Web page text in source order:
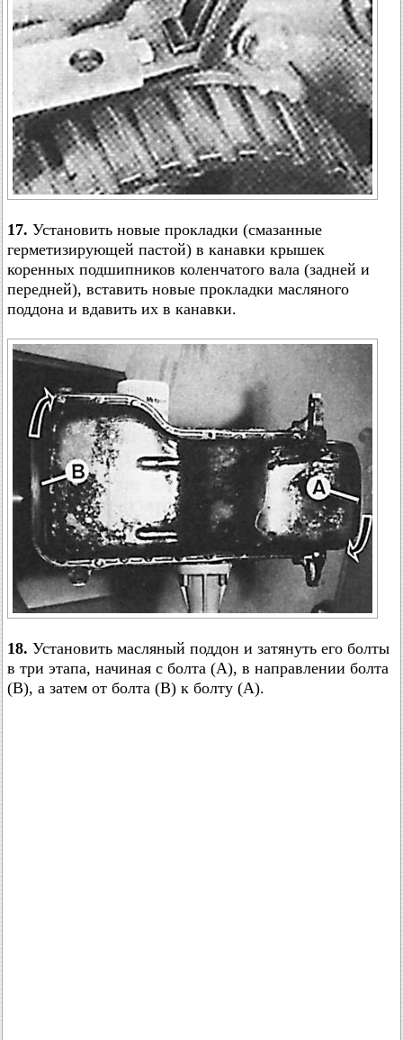
17. Установить новые прокладки (смазанные
герметизирующей пастой) в канавки крышек
коренных подшипников коленчатого вала (задней и
передней), вставить новые прокладки масляного
поддона и вдавить их в канавки.
18. Установить масляный поддон и затянуть его болты
в три этапа, начиная с болта (А), в направлении болта
(В), а затем от болта (В) к болту (А).